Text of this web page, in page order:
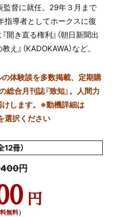
督に就任。29年３月まで
指導者としてホークスに復
き直る権利』（朝日新聞出
』（KADOKAWA）など。
体験談を多数掲載、定期購
総合月刊誌『致知』。人間力
します。※動機詳細は
選択ください
12冊）
円
円
無料）